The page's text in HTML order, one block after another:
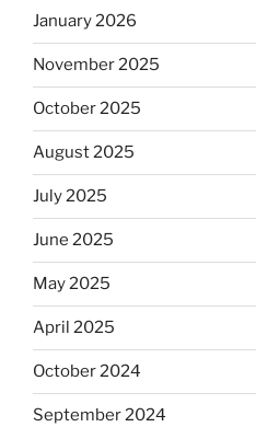
January 2026
November 2025
October 2025
August 2025
July 2025
June 2025
May 2025
April 2025
October 2024
September 2024